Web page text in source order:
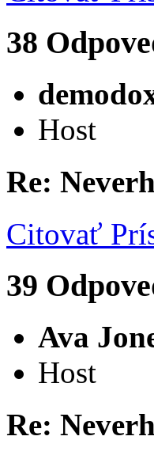
38
Host
Re:
Citovať
39
Ava
Host
Re: